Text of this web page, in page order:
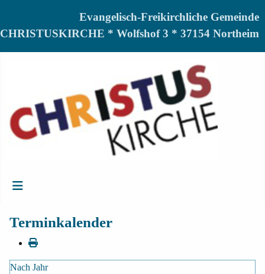
Evangelisch-Freikirchliche Gemeinde
CHRISTUSKIRCHE * Wolfshof 3 * 37154 Northeim
Terminkalender
Nach Jahr